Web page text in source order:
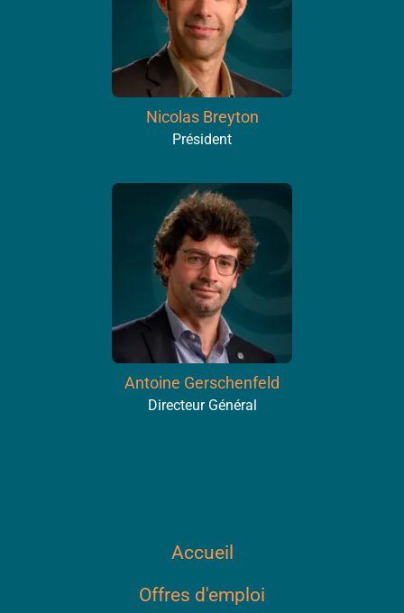
Nicolas Breyton
Président
Antoine Gerschenfeld
Directeur Général
Accueil
Offres d'emploi